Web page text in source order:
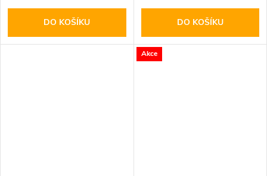
DO KOŠÍKU DO KOŠÍKU
Akce